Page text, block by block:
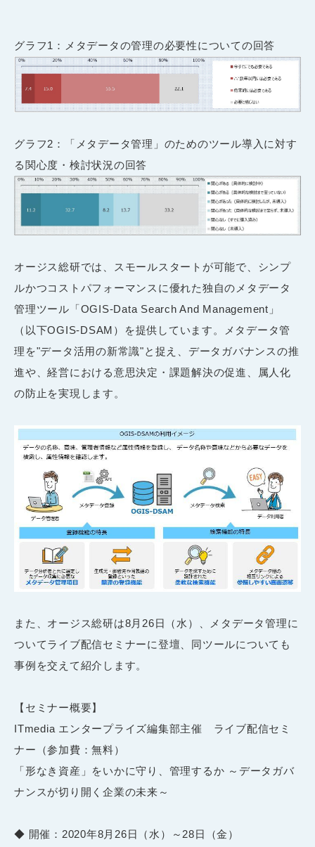
グラフ1：メタデータの管理の必要性についての回答
グラフ2：「メタデータ管理」のためのツール導入に対す
る関心度・検討状況の回答
オージス総研では、スモールスタートが可能で、シンプ
ルかつコストパフォーマンスに優れた独自のメタデータ
管理ツール「OGIS-Data Search And Management」
（以下OGIS-DSAM）を提供しています。メタデータ管
理を"データ活用の新常識"と捉え、データガバナンスの推
進や、経営における意思決定・課題解決の促進、属人化
の防止を実現します。
また、オージス総研は8月 26日（水）、メタデータ管理に
ついてライブ配信セミナーに登壇、同ツールについても
事例を交えて紹介します。
【セミナー概要】
ITmedia エンタープライズ編集部主催 ライブ配信セミ
ナー（参加費：無料）
「形なき資産」をいかに守り、管理するか ～データガバ
ナンスが切り開く企業の未来～
◆ 開催： 2020年8月 26日（水）～ 28日（金）